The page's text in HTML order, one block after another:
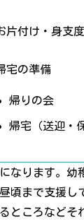
片付け・身支度
宅の準備
帰りの会
帰宅（送迎・
なります。幼
頃まで支援し
ところなどそ